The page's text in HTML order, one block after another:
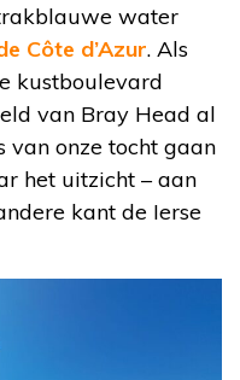
water
Côte d’Azur. Als
kustboulevard
van Bray Head al
van onze tocht gaan
het uitzicht – aan
kant de Ierse